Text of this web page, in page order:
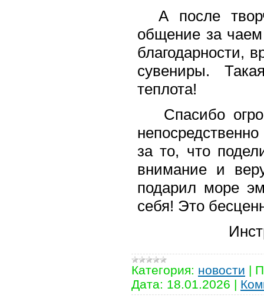
А после
общение за
благодарности,
сувениры.
теплота!
Спасибо
за то, что
внимание и
подарил море
себя! Это
Категория: новости |
Дата: 18.01.2026 |